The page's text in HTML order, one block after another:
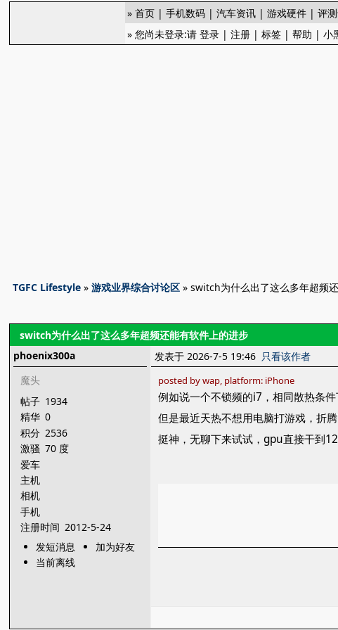
»首页 |手机数码 |汽车资讯 |游戏硬件 |评
» 您尚未登录:请登录 |注册 |标签 |帮助 |小
TGFC Lifestyle »游戏业界综合讨论区 » switch为什么出了这么多年超频
switch为什么出了这么多年超频还能有软件上的进步
phoenix300a
魔头
帖子 1934
精华 0
积分 2536
激骚 70 度
爱车
主机
相机
手机
注册时间 2012-5-24
发短消息
加为好友
当前离线
发表于 2026-7-5 19:46 只看该作者
posted by wap, platform: iPhone
例如说一个不锁频的i7，相同散热条
但是最近天热不想用电脑打游戏，折
挺神，无聊下来试试，gpu直接干到